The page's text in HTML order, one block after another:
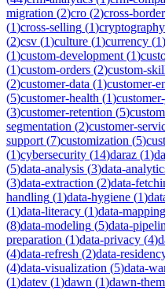
migration (2)cro (2)cross-border
(1)cross-selling (1)cryptography
(2)csv (1)culture (1)currency (1)
(1)custom-development (1)
(1)custom-orders (2)custom-
(2)customer-data (1)customer-
(5)customer-health (1)
(3)customer-retention (5)
segmentation (2)customer-
support (7)customization (5)
(1)cybersecurity (14)daraz (1)
(5)data-analysis (3)data-
(3)data-extraction (2)data-
handling (1)data-hygiene (1)
(1)data-literacy (1)data-mapping
(8)data-modeling (5)data-
preparation (1)data-privacy (4)
(4)data-refresh (2)data-
(4)data-visualization (5)data-
(1)datev (1)dawn (1)dawn-